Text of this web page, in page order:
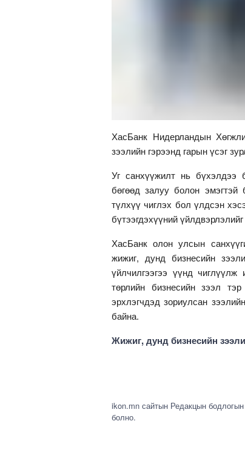
ХасБанк Нидерландын
зээлийн гэрээнд гарын үсэг
Уг санхүүжилт нь бүхэлдээ
бөгөөд залуу болон
түлхүү чиглэх бол үлдсэн
бүтээгдэхүүний
ХасБанк олон улсын
жижиг, дунд бизнесийн
үйлчилгээгээ үүнд
төрлийн бизнесийн зээл
эрхлэгчдэд зориулсан
байна.
Жижиг, дунд бизнесийн
ikon.mn сайтын Редакцын
болно.